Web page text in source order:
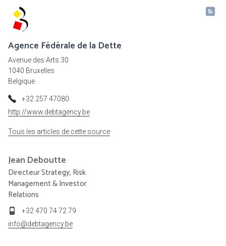
Agence Fédérale de la Dette
Avenue des Arts 30
1040 Bruxelles
Belgique
+32 257 47080
http://www.debtagency.be
Tous les articles de cette source
Jean Deboutte
Directeur Strategy, Risk
Management & Investor
Relations
+32 470 74 72 79
info@debtagency.be